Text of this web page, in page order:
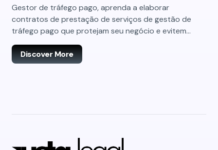
Gestor de tráfego pago, aprenda a elaborar
contratos de prestação de serviços de gestão de
tráfego pago que protejam seu negócio e evitem…
Discover More